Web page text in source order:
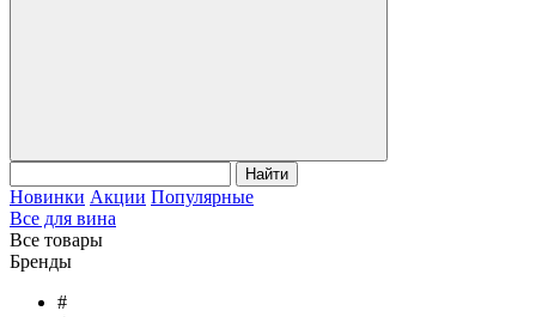
Найти
Новинки Акции Популярные
Все для вина
Все товары
Бренды
#